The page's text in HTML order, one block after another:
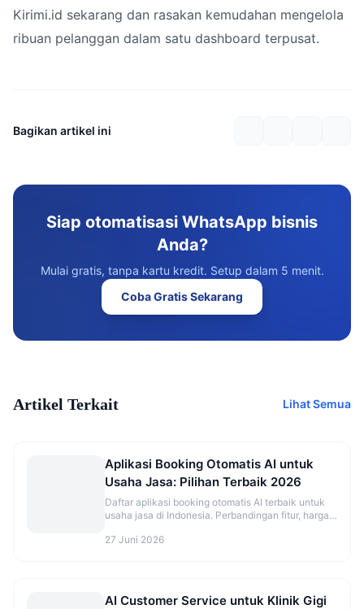
Kirimi.id sekarang dan rasakan kemudahan mengelola
ribuan pelanggan dalam satu dashboard terpusat.
Bagikan artikel ini
Siap otomatisasi WhatsApp bisnis
Anda?
Mulai gratis, tanpa kartu kredit. Setup dalam 5 menit.
Coba Gratis Sekarang
Artikel Terkait Lihat Semua
Aplikasi Booking Otomatis AI untuk
Usaha Jasa: Pilihan Terbaik 2026
Daftar aplikasi booking otomatis AI terbaik untuk
usaha jasa di Indonesia. Perbandingan fitur, harga,
27 Juni 2026
AI Customer Service untuk Klinik Gigi